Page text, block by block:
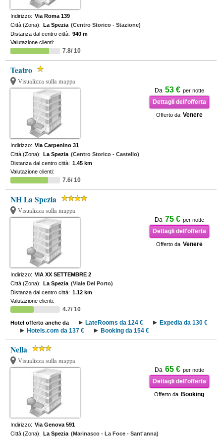
Indirizzo: Via Roma 139
Città (Zona): La Spezia (Centro Storico - Stazione)
Distanza dal centro città: 940 m
Valutazione clienti:
7.8/ 10
Teatro
Visualizza sulla mappa
Da 53 € per notte
Dettagli dell'offerta
Offerto da Venere
Indirizzo: Via Carpenino 31
Città (Zona): La Spezia (Centro Storico - Castello)
Distanza dal centro città: 1.45 km
Valutazione clienti:
7.6/ 10
NH La Spezia
Visualizza sulla mappa
Da 75 € per notte
Dettagli dell'offerta
Offerto da Venere
Indirizzo: VIA XX SETTEMBRE 2
Città (Zona): La Spezia (Viale Del Porto)
Distanza dal centro città: 1.12 km
Valutazione clienti:
4.7/ 10
Hotel offerto anche da LateRooms da 124 €
Expedia da 130 €
Hotels.com da 137 €
Booking da 154 €
Nella
Visualizza sulla mappa
Da 65 € per notte
Dettagli dell'offerta
Offerto da Booking
Indirizzo: Via Genova 591
Città (Zona): La Spezia (Marinasco - La Foce - Sant'anna)